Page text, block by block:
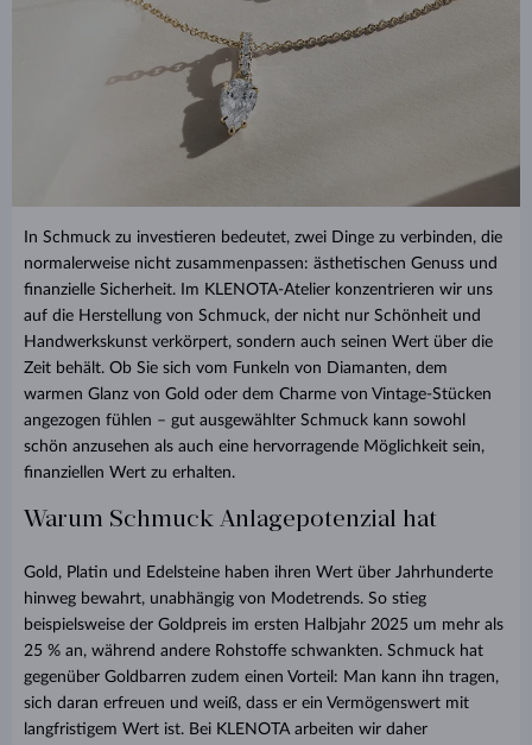
In Schmuck zu investieren bedeutet, zwei Dinge zu verbinden, die
normalerweise nicht zusammenpassen: ästhetischen Genuss und
finanzielle Sicherheit. Im KLENOTA-Atelier konzentrieren wir uns
auf die Herstellung von Schmuck, der nicht nur Schönheit und
Handwerkskunst verkörpert, sondern auch seinen Wert über die
Zeit behält. Ob Sie sich vom Funkeln von Diamanten, dem
warmen Glanz von Gold oder dem Charme von Vintage-Stücken
angezogen fühlen – gut ausgewählter Schmuck kann sowohl
schön anzusehen als auch eine hervorragende Möglichkeit sein,
finanziellen Wert zu erhalten.
Warum Schmuck Anlagepotenzial hat
Gold, Platin und Edelsteine haben ihren Wert über Jahrhunderte
hinweg bewahrt, unabhängig von Modetrends. So stieg
beispielsweise der Goldpreis im ersten Halbjahr 2025 um mehr als
25 % an, während andere Rohstoffe schwankten. Schmuck hat
gegenüber Goldbarren zudem einen Vorteil: Man kann ihn tragen,
sich daran erfreuen und weiß, dass er ein Vermögenswert mit
langfristigem Wert ist. Bei KLENOTA arbeiten wir daher